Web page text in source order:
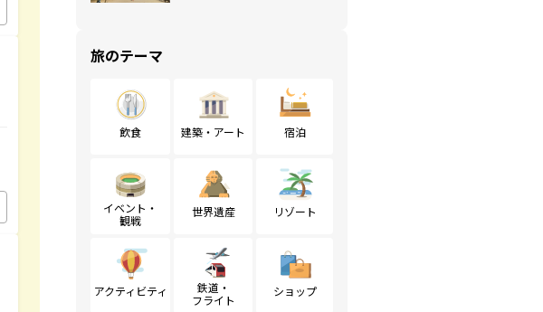
旅のテーマ
飲食 建築・アート 宿泊
イベント・
観戦
世界遺産 リゾート
アクティビティ
鉄道・
フライト
ショップ